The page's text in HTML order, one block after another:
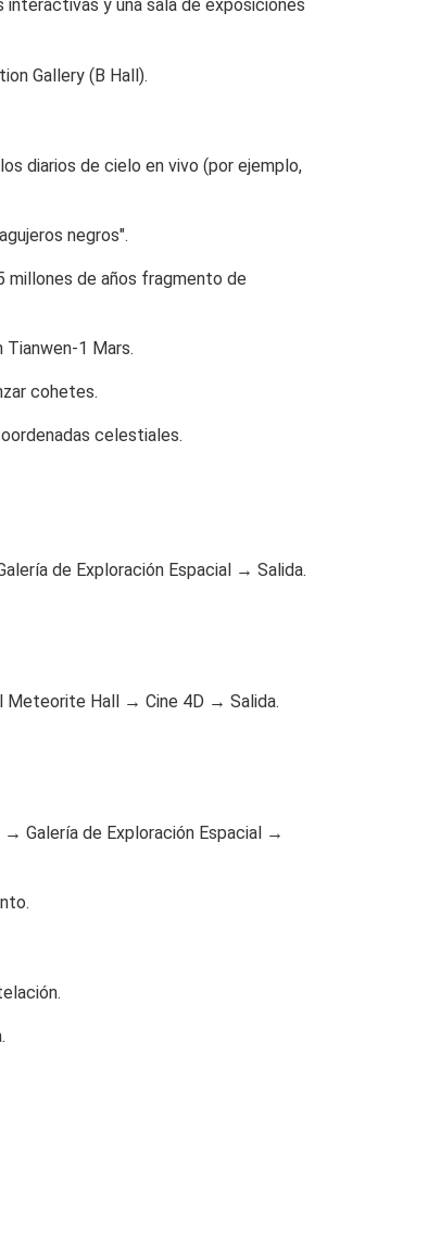
y una sala de exposiciones
Gallery (B Hall).
diarios de cielo en vivo (por ejemplo,
negros".
millones de años fragmento de
Tianwen-1 Mars.
cohetes.
celestiales.
de Exploración Espacial → Salida.
Meteorite Hall → Cine 4D → Salida.
Galería de Exploración Espacial →